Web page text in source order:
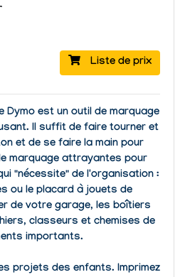
Liste de prix
Dymoest un outil de marquage
Il suffit de faire tourner et
et de se faire la main pour
marquage attrayantes pour
"nécessite" de l'organisation :
ou le placard à jouets de
de votre garage, les boîtiers
classeurs et chemises de
importants.
projets des enfants. Imprimez